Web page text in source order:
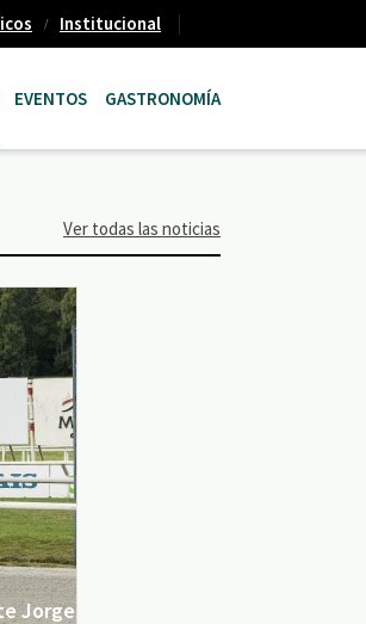
Institucional
EVENTOS GASTRONOMÍA
Ver todas las noticias
Jorge